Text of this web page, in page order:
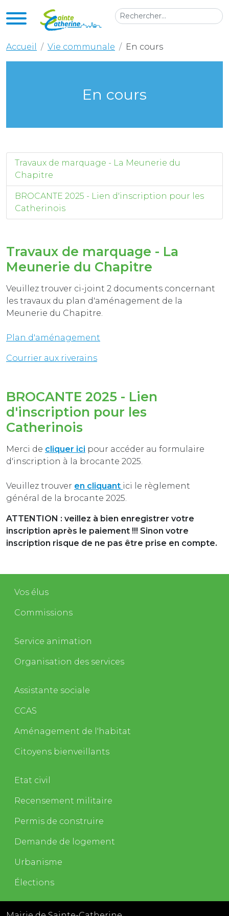
Accueil Vie communale En cours
En cours
Travaux de marquage - La Meunerie du
Chapitre
BROCANTE 2025 - Lien d'inscription pour les
Catherinois
Travaux de marquage - La
Meunerie du Chapitre
Veuillez trouver ci-joint 2 documents concernant
les travaux du plan d'aménagement de la
Meunerie du Chapitre.
Plan d'aménagement
Courrier aux riverains
BROCANTE 2025 - Lien
d'inscription pour les
Catherinois
Merci de cliquer ici pour accéder au formulaire
d'inscription à la brocante 2025.
Veuillez trouver en cliquant ici le règlement
général de la brocante 2025.
ATTENTION : veillez à bien enregistrer votre
inscription après le paiement !!! Sinon votre
inscription risque de ne pas être prise en compte.
Vos élus
Commissions
Service animation
Organisation des services
Assistante sociale
CCAS
Aménagement de l'habitat
Citoyens bienveillants
Etat civil
Recensement militaire
Permis de construire
Demande de logement
Urbanisme
Élections